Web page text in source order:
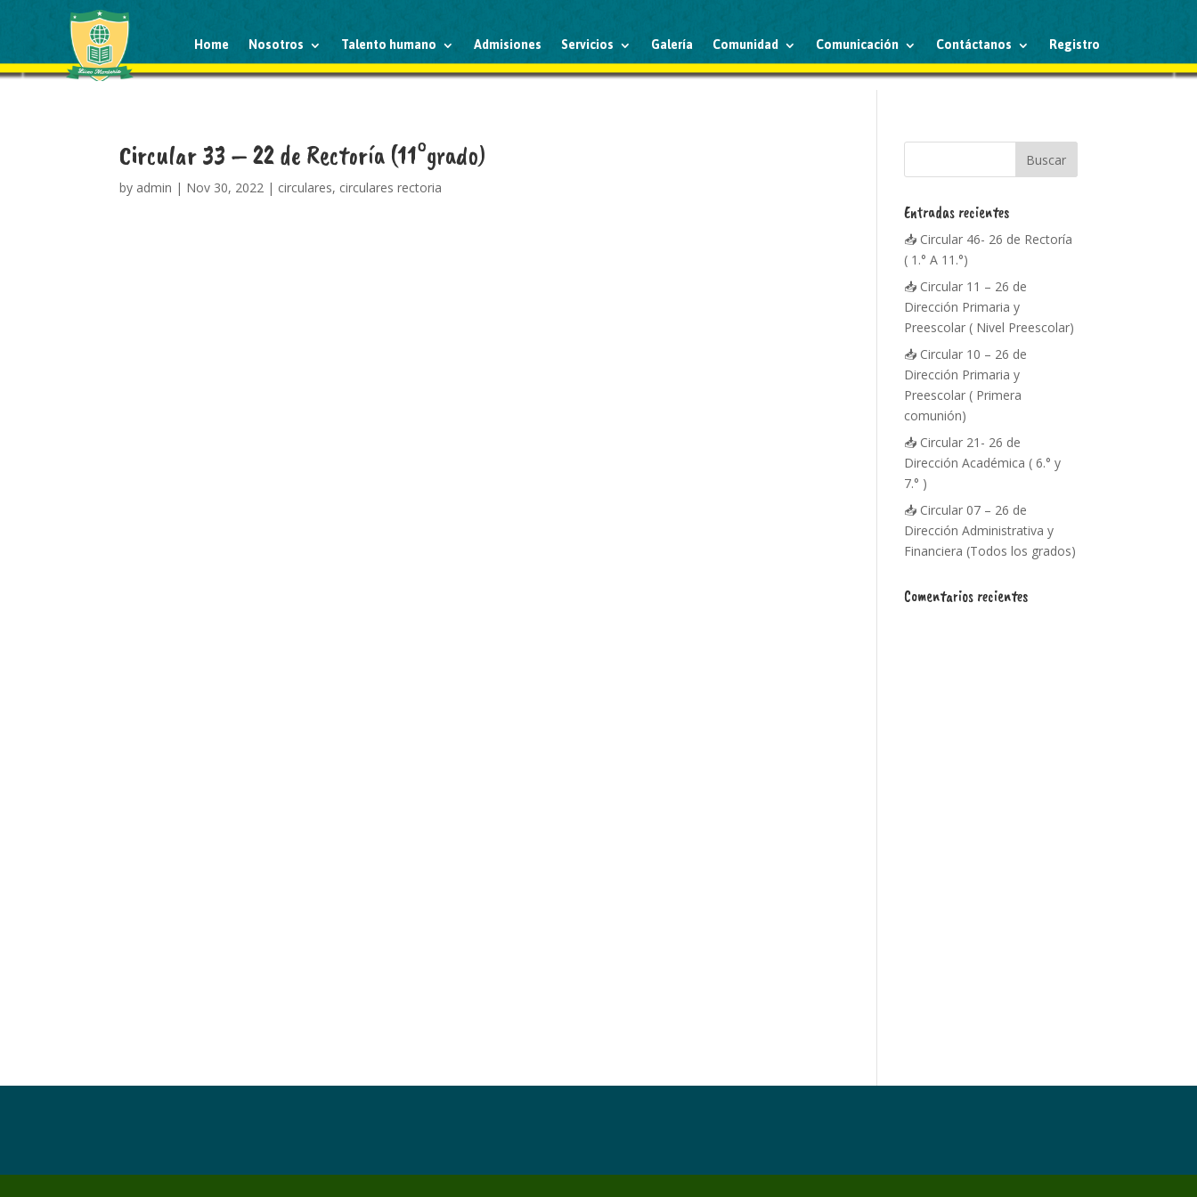
Home Nosotros Talento humano Admisiones Servicios Galería Comunidad Comunicación Contáctanos Registro
Circular 33 – 22 de Rectoría (11°grado)
by admin | Nov 30, 2022 | circulares, circulares rectoria
Entradas recientes
📥 Circular 46- 26 de Rectoría
( 1.° A 11.°)
📥 Circular 11 – 26 de
Dirección Primaria y
Preescolar ( Nivel Preescolar)
📥 Circular 10 – 26 de
Dirección Primaria y
Preescolar ( Primera
comunión)
📥 Circular 21- 26 de
Dirección Académica ( 6.° y
7.° )
📥 Circular 07 – 26 de
Dirección Administrativa y
Financiera (Todos los grados)
Comentarios recientes